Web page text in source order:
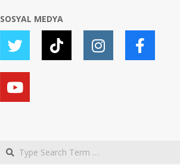
SOSYAL MEDYA
Search